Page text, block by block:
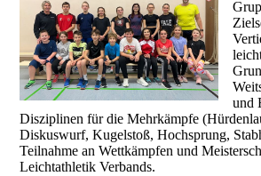
und
Disziplinen für die Mehrkämpfe
Diskuswurf, Kugelstoß, Hochsprung,
Teilnahme an Wettkämpfen und
Leichtathletik Verbands.